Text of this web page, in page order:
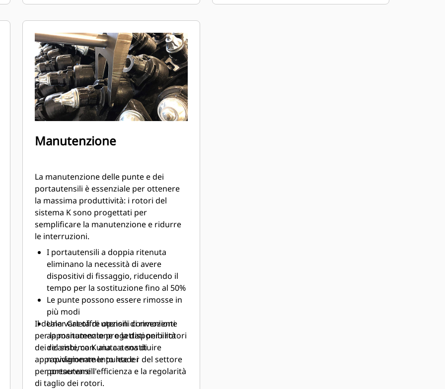
Manutenzione
La manutenzione delle punte e dei
portautensili è essenziale per ottenere
la massima produttività: i rotori del
sistema K sono progettati per
semplificare la manutenzione e ridurre
le interruzioni.
I portautensili a doppia ritenuta
eliminano la necessità di avere
dispositivi di fissaggio, riducendo il
tempo per la sostituzione fino al 50%
Le punte possono essere rimosse in
più modi
Una varietà di utensili di rimozione
appositamente progettati per i rotori
del sistema K aiuta a sostituire
rapidamente le punte e i
portautensili
Il dealer Cat offre opzioni convenienti
per la manutenzione e la disponibilità
dei ricambi, con una catena di
approvvigionamento leader del settore
per preservare l'efficienza e la regolarità
di taglio dei rotori.